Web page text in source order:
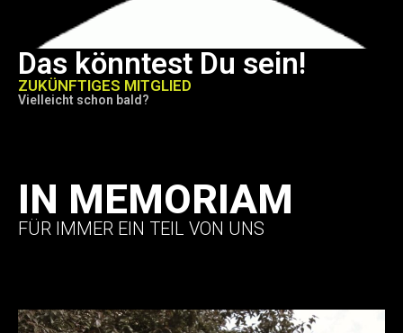
Das könntest Du sein!
ZUKÜNFTIGES MITGLIED
Vielleicht schon bald?
IN MEMORIAM
FÜR IMMER EIN TEIL VON UNS